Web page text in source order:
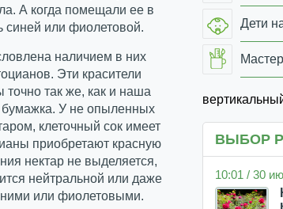
А когда помещали ее в
синей или фиолетовой.
наличием в них
Эти красители
точно так же, как и наша
У не опыленных
клеточный сок имеет
приобретают красную
нектар не выделяется,
нейтральной или даже
или фиолетовыми.
Дети
ВЫБОР
10:01 / 30